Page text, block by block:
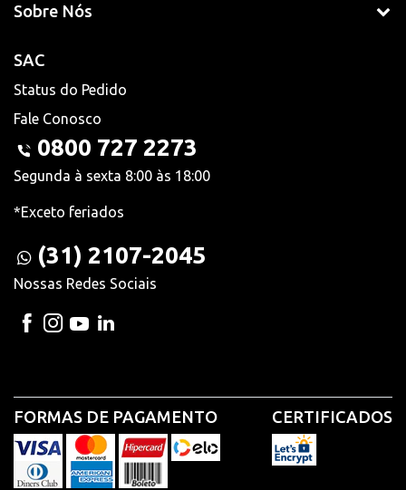
Sobre Nós
SAC
Status do Pedido
Fale Conosco
0800 727 2273
Segunda à sexta 8:00 às 18:00
*Exceto feriados
(31) 2107-2045
Nossas Redes Sociais
FORMAS DE PAGAMENTO CERTIFICADOS